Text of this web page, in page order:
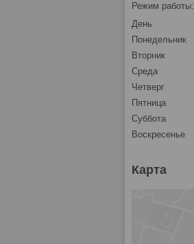
Режим работы:
День
Понедельник
Вторник
Среда
Четверг
Пятница
Суббота
Воскресенье
Карта